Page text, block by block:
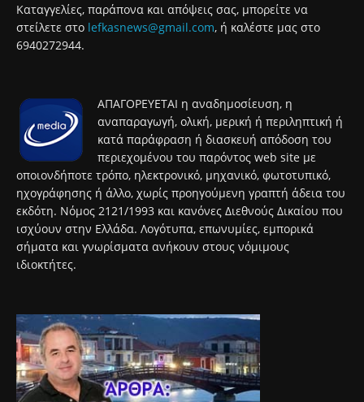
Καταγγελίες, παράπονα και απόψεις σας, μπορείτε να
στείλετε στο lefkasnews@gmail.com, ή καλέστε μας στο
6940272944.
ΑΠΑΓΟΡΕΥΕΤΑΙ η αναδημοσίευση, η
αναπαραγωγή, ολική, μερική ή περιληπτική ή
κατά παράφραση ή διασκευή απόδοση του
περιεχομένου του παρόντος web site με
οποιονδήποτε τρόπο, ηλεκτρονικό, μηχανικό, φωτοτυπικό,
ηχογράφησης ή άλλο, χωρίς προηγούμενη γραπτή άδεια του
εκδότη. Νόμος 2121/1993 και κανόνες Διεθνούς Δικαίου που
ισχύουν στην Ελλάδα. Λογότυπα, επωνυμίες, εμπορικά
σήματα και γνωρίσματα ανήκουν στους νόμιμους
ιδιοκτήτες.